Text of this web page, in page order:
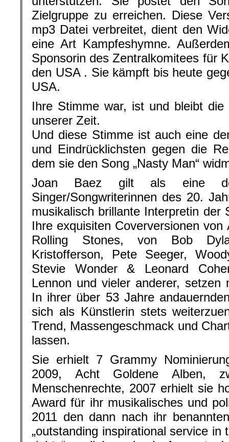
Zielgruppe zu erreichen. Diese
mp3 Datei verbreitet, dient den
eine Art Kampfeshymne.
Sponsorin des Zentralkomitees für
den USA . Sie kämpft bis heute
USA.
Ihre Stimme war, ist und bleibt die
unserer Zeit.
Und diese Stimme ist auch eine
und Eindrücklichsten gegen die
dem sie den Song „Nasty Man“
Joan Baez gilt als eine
Singer/Songwriterinnen des 20.
musikalisch brillante Interpretin der
Ihre exquisiten Coverversionen
Rolling Stones, von Bob
Kristofferson, Pete Seeger,
Stevie Wonder & Leonard
Lennon und vieler anderer, setzen
In ihrer über 53 Jahre
sich als Künstlerin stets
Trend, Massengeschmack und
lassen.
Sie erhielt 7 Grammy
2009, Acht Goldene Alben,
Menschenrechte, 2007 erhielt sie
Award für ihr musikalisches und
2011 den dann nach ihr
„outstanding inspirational service